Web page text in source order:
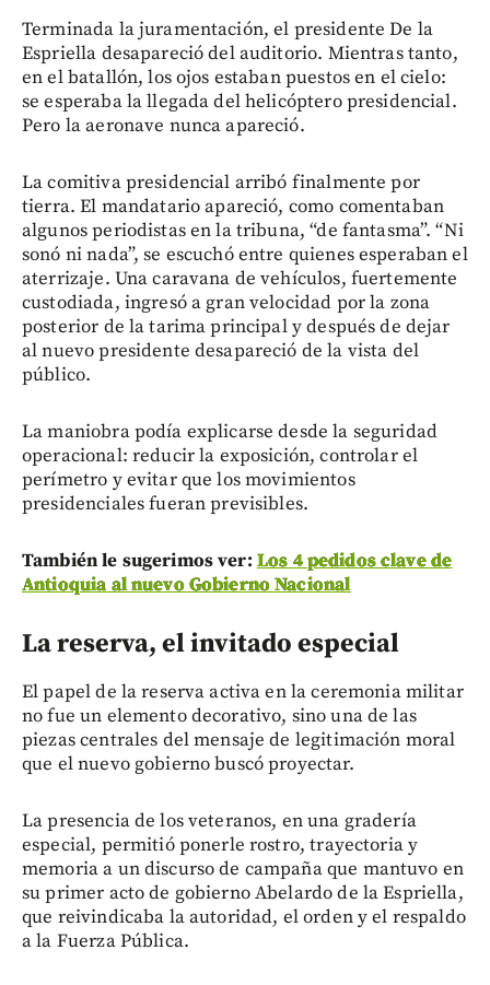
Terminada la juramentación, el presidente De la
Espriella desapareció del auditorio. Mientras tanto,
en el batallón, los ojos estaban puestos en el cielo:
se esperaba la llegada del helicóptero presidencial.
Pero la aeronave nunca apareció.
La comitiva presidencial arribó finalmente por
tierra. El mandatario apareció, como comentaban
algunos periodistas en la tribuna, “de fantasma”. “Ni
sonó ni nada”, se escuchó entre quienes esperaban el
aterrizaje. Una caravana de vehículos, fuertemente
custodiada, ingresó a gran velocidad por la zona
posterior de la tarima principal y después de dejar
al nuevo presidente desapareció de la vista del
público.
La maniobra podía explicarse desde la seguridad
operacional: reducir la exposición, controlar el
perímetro y evitar que los movimientos
presidenciales fueran previsibles.
También le sugerimos ver: Los 4 pedidos clave de
Antioquia al nuevo Gobierno Nacional
La reserva, el invitado especial
El papel de la reserva activa en la ceremonia militar
no fue un elemento decorativo, sino una de las
piezas centrales del mensaje de legitimación moral
que el nuevo gobierno buscó proyectar.
La presencia de los veteranos, en una gradería
especial, permitió ponerle rostro, trayectoria y
memoria a un discurso de campaña que mantuvo en
su primer acto de gobierno Abelardo de la Espriella,
que reivindicaba la autoridad, el orden y el respaldo
a la Fuerza Pública.